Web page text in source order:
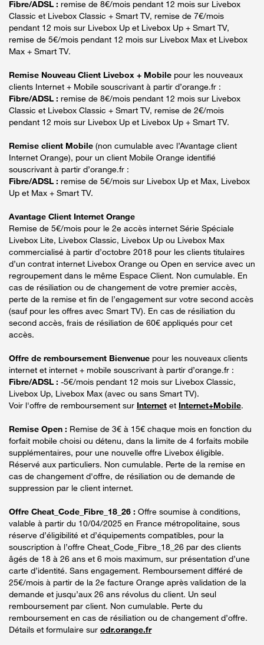
Fibre/ADSL : remise de 8€/mois pendant 12 mois sur Livebox
Classic et Livebox Classic + Smart TV, remise de 7€/mois
pendant 12 mois sur Livebox Up et Livebox Up + Smart TV,
remise de 5€/mois pendant 12 mois sur Livebox Max et Livebox
Max + Smart TV.
Remise Nouveau Client Livebox + Mobile pour les nouveaux
clients Internet + Mobile souscrivant à partir d’orange.fr :
Fibre/ADSL : remise de 8€/mois pendant 12 mois sur Livebox
Classic et Livebox Classic + Smart TV, remise de 2€/mois
pendant 12 mois sur Livebox Up et Livebox Up + Smart TV.
Remise client Mobile (non cumulable avec l’Avantage client
Internet Orange), pour un client Mobile Orange identifié
souscrivant à partir d’orange.fr :
Fibre/ADSL : remise de 5€/mois sur Livebox Up et Max, Livebox
Up et Max + Smart TV.
Avantage Client Internet Orange
Remise de 5€/mois pour le 2e accès internet Série Spéciale
Livebox Lite, Livebox Classic, Livebox Up ou Livebox Max
commercialisé à partir d’octobre 2018 pour les clients titulaires
d’un contrat internet Livebox Orange ou Open en service avec un
regroupement dans le même Espace Client. Non cumulable. En
cas de résiliation ou de changement de votre premier accès,
perte de la remise et fin de l’engagement sur votre second accès
(sauf pour les offres avec Smart TV). En cas de résiliation du
second accès, frais de résiliation de 60€ appliqués pour cet
accès.
Offre de remboursement Bienvenue pour les nouveaux clients
internet et internet + mobile souscrivant à partir d’orange.fr :
Fibre/ADSL : -5€/mois pendant 12 mois sur Livebox Classic,
Livebox Up, Livebox Max (avec ou sans Smart TV).
Voir l'offre de remboursement sur Internet et Internet+Mobile.
Remise Open : Remise de 3€ à 15€ chaque mois en fonction du
forfait mobile choisi ou détenu, dans la limite de 4 forfaits mobile
supplémentaires, pour une nouvelle offre Livebox éligible.
Réservé aux particuliers. Non cumulable. Perte de la remise en
cas de changement d'offre, de résiliation ou de demande de
suppression par le client internet.
Offre Cheat_Code_Fibre_18_26 : Offre soumise à conditions,
valable à partir du 10/04/2025 en France métropolitaine, sous
réserve d’éligibilité et d’équipements compatibles, pour la
souscription à l’offre Cheat_Code_Fibre_18_26 par des clients
âgés de 18 à 26 ans et 6 mois maximum, sur présentation d’une
carte d’identité. Sans engagement. Remboursement différé de
25€/mois à partir de la 2e facture Orange après validation de la
demande et jusqu’aux 26 ans révolus du client. Un seul
remboursement par client. Non cumulable. Perte du
remboursement en cas de résiliation ou de changement d’offre.
Détails et formulaire sur odr.orange.fr